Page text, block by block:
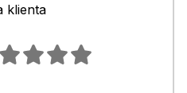
klienta